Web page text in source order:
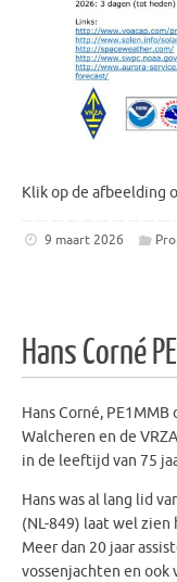
Klik op de afbeelding
9 maart 2026
Hans Corné
Hans Corné,
Walcheren en de
in de leeftijd van 75
Hans was al lang lid
(NL-849) laat wel zien
Meer dan 20 jaar
vossenjachten en ook